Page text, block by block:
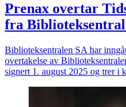
Prenax overtar
fra
Biblioteksentralen SA har
overtakelse av
signert 1. august 2025 og trer i